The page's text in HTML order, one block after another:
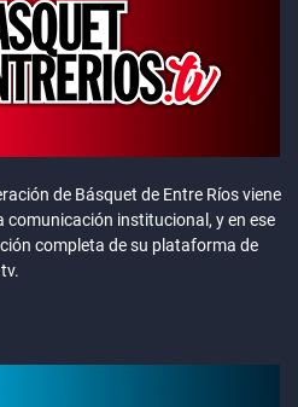
de Básquet de Entre Ríos viene
comunicación institucional, y en ese
completa de su plataforma de